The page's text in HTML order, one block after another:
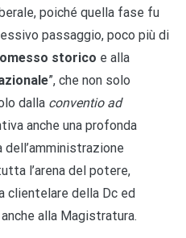
poiché quella fase fu
passaggio, poco più di
storico e alla
”, che non solo
dalla conventio ad
anche una profonda
dell’amministrazione
l’arena del potere,
clientelare della Dc ed
alla Magistratura.